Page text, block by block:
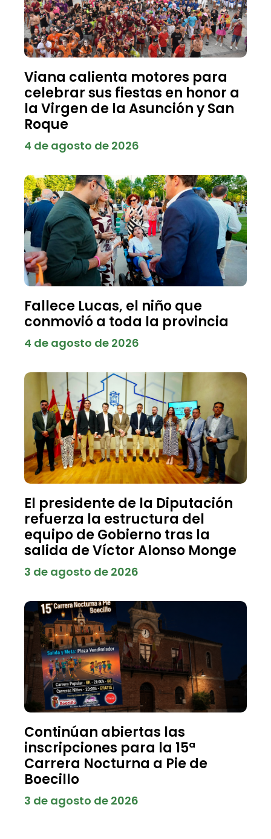
Viana calienta motores para
celebrar sus fiestas en honor a
la Virgen de la Asunción y San
Roque
4 de agosto de 2026
Fallece Lucas, el niño que
conmovió a toda la provincia
4 de agosto de 2026
El presidente de la Diputación
refuerza la estructura del
equipo de Gobierno tras la
salida de Víctor Alonso Monge
3 de agosto de 2026
Continúan abiertas las
inscripciones para la 15ª
Carrera Nocturna a Pie de
Boecillo
3 de agosto de 2026